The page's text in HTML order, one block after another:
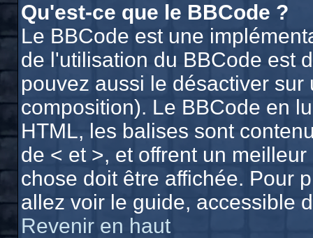
Qu'est-ce que le BBCode ?
Le BBCode est une
de l'utilisation du BBCode est
pouvez aussi le désactiver
composition). Le BBCode en
HTML, les balises sont
de < et >, et offrent un
chose doit être affichée. Pour
allez voir le guide, accessible
Revenir en haut